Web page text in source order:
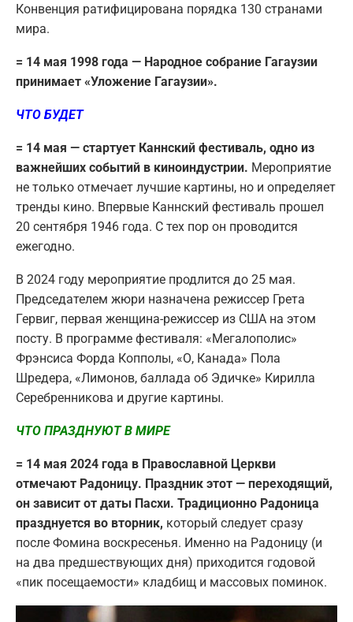
Конвенция ратифицирована порядка 130 странами
мира.
= 14 мая 1998 года — Народное собрание Гагаузии
принимает «Уложение Гагаузии».
ЧТО БУДЕТ
= 14 мая — стартует Каннский фестиваль, одно из
важнейших событий в киноиндустрии. Мероприятие
не только отмечает лучшие картины, но и определяет
тренды кино. Впервые Каннский фестиваль прошел
20 сентября 1946 года. С тех пор он проводится
ежегодно.
В 2024 году мероприятие продлится до 25 мая.
Председателем жюри назначена режиссер Грета
Гервиг, первая женщина-режиссер из США на этом
посту. В программе фестиваля: «Мегалополис»
Фрэнсиса Форда Копполы, «О, Канада» Пола
Шредера, «Лимонов, баллада об Эдичке» Кирилла
Серебренникова и другие картины.
ЧТО ПРАЗДНУЮТ В МИРЕ
= 14 мая 2024 года в Православной Церкви
отмечают Радоницу. Праздник этот — переходящий,
он зависит от даты Пасхи. Традиционно Радоница
празднуется во вторник, который следует сразу
после Фомина воскресенья. Именно на Радоницу (и
на два предшествующих дня) приходится годовой
«пик посещаемости» кладбищ и массовых поминок.